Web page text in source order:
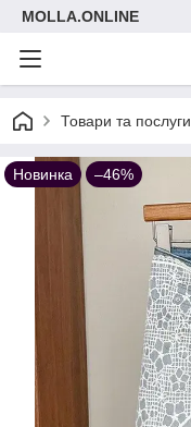
MOLLA.ONLINE
Товари та послуги
Новинка –46%